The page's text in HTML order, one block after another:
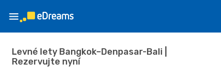
Levné lety Bangkok–Denpasar-Bali |
Rezervujte nyní